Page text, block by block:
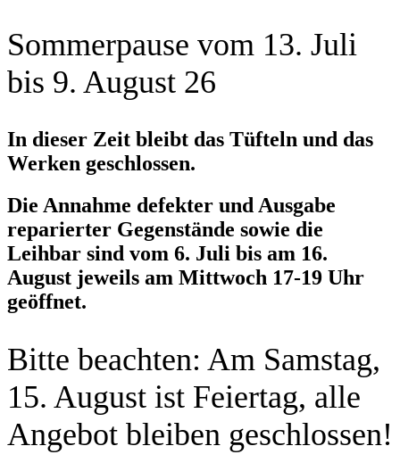
Sommerpause vom 13. Juli
bis 9. August 26
In dieser Zeit bleibt das Tüfteln und das
Werken geschlossen.
Die Annahme defekter und Ausgabe
reparierter Gegenstände sowie die
Leihbar sind vom 6. Juli bis am 16.
August jeweils am Mittwoch 17-19 Uhr
geöffnet.
Bitte beachten: Am Samstag,
15. August ist Feiertag, alle
Angebot bleiben geschlossen!